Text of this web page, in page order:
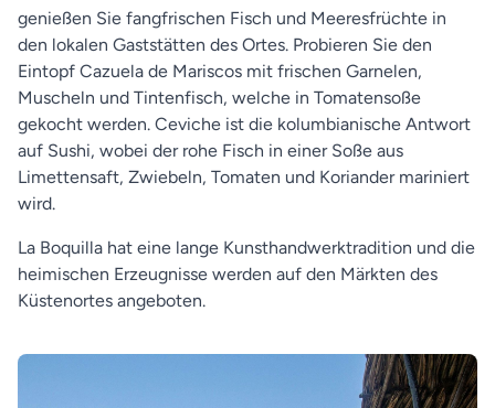
genießen Sie fangfrischen Fisch und Meeresfrüchte in
den lokalen Gaststätten des Ortes. Probieren Sie den
Eintopf Cazuela de Mariscos mit frischen Garnelen,
Muscheln und Tintenfisch, welche in Tomatensoße
gekocht werden. Ceviche ist die kolumbianische Antwort
auf Sushi, wobei der rohe Fisch in einer Soße aus
Limettensaft, Zwiebeln, Tomaten und Koriander mariniert
wird.
La Boquilla hat eine lange Kunsthandwerktradition und die
heimischen Erzeugnisse werden auf den Märkten des
Küstenortes angeboten.